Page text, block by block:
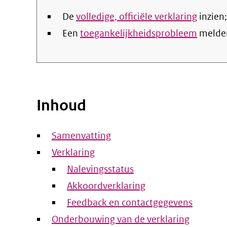
De volledige, officiële verklaring inzien;
Een toegankelijkheidsprobleem
Inhoud
Samenvatting
Verklaring
Nalevingsstatus
Akkoordverklaring
Feedback en contactgegevens
Onderbouwing van de verklaring